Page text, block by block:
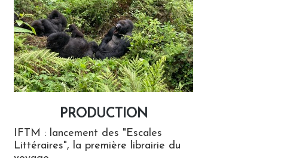
PRODUCTION
IFTM : lancement des "Escales
Littéraires", la première librairie du